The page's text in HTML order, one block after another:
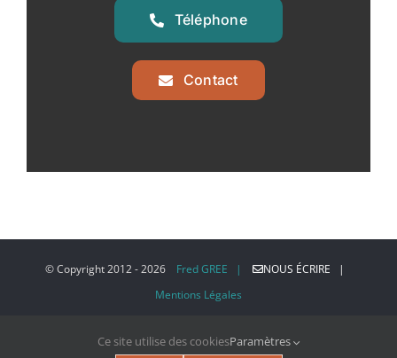
Téléphone
Contact
© Copyright 2012 -2026 Fred GREE |
NOUS ÉCRIRE |
Mentions Légales
Ce site utilise des cookiesParamètres